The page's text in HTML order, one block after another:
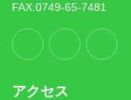
FAX.0749-65-7481
アクセス